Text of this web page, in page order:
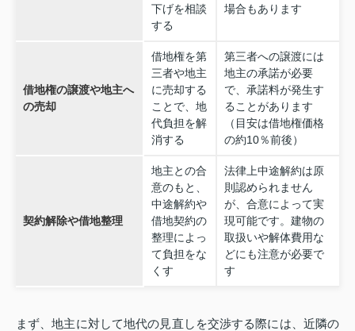
下げを相談
する
場合もあります
借地権の譲渡や地主へ
の売却
借地権を第
三者や地主
に売却する
ことで、地
代負担を解
消する
第三者への譲渡には
地主の承諾が必要
で、承諾料が発生す
ることがあります
（目安は借地権価格
の約10％前後）
契約解除や借地整理
地主との合
意のもと、
中途解約や
借地契約の
整理によっ
て負担をな
くす
法律上中途解約は原
則認められません
が、合意によって実
現可能です。建物の
取扱いや解体費用な
どにも注意が必要で
す
まず、地主に対して地代の見直しを交渉する際には、近隣の